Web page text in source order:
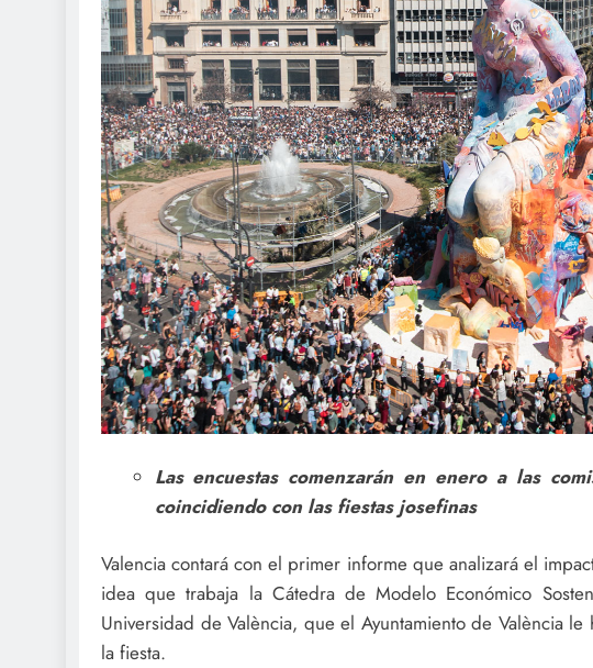
Las encuestas comenzarán en enero a las
coincidiendo con las fiestas josefinas
Valencia contará con el primer informe que analizará el
idea que trabaja la Cátedra de Modelo Económico
Universidad de València, que el Ayuntamiento de València
la fiesta.